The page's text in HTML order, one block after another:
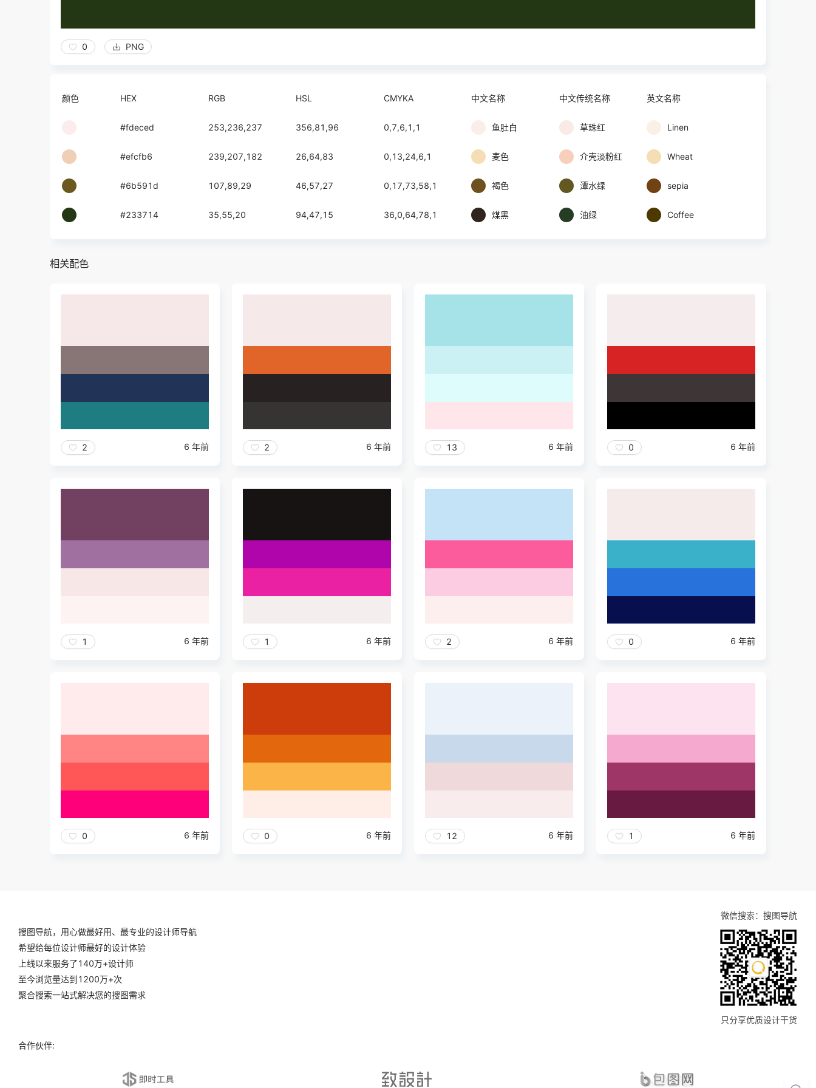
0 PNG
颜色 HEX RGB HSL CMYKA 中文名称 中文传统名称 英文名称
#fdeced 253,236,237 356,81,96 0,7,6,1,1 鱼肚白 草珠红 Linen
#efcfb6 239,207,182 26,64,83 0,13,24,6,1 麦色 介壳淡粉红 Wheat
#6b591d 107,89,29 46,57,27 0,17,73,58,1 褐色 潭水绿 sepia
#233714 35,55,20 94,47,15 36,0,64,78,1 煤黑 油绿 Coffee
相关配色
2 6 年前 2 6 年前 13 6 年前 0 6 年前
1 6 年前 1 6 年前 2 6 年前 0 6 年前
0 6 年前 0 6 年前 12 6 年前 1 6 年前
搜图导航，用心做最好用、最专业的设计师导航
希望给每位设计师最好的设计体验
上线以来服务了140万+设计师
至今浏览量达到1200万+次
聚合搜索一站式解决您的搜图需求
微信搜索：搜图导航
只分享优质设计干货
合作伙伴: